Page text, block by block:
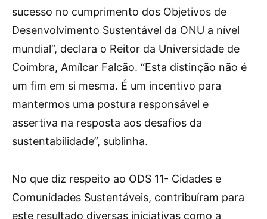
sucesso no cumprimento dos Objetivos de
Desenvolvimento Sustentável da ONU a nível
mundial”, declara o Reitor da Universidade de
Coimbra, Amílcar Falcão. “Esta distinção não é
um fim em si mesma. É um incentivo para
mantermos uma postura responsável e
assertiva na resposta aos desafios da
sustentabilidade”, sublinha.
No que diz respeito ao ODS 11- Cidades e
Comunidades Sustentáveis, contribuíram para
este resultado diversas iniciativas como a